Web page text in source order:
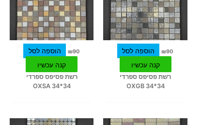
₪90
הוספה לסל
קנה עכשיו
רשת פסיפס ספרדי
34*34 OXGB
₪90
הוספה לסל
קנה עכשיו
רשת פסיפס ספרדי
34*34 OXSA